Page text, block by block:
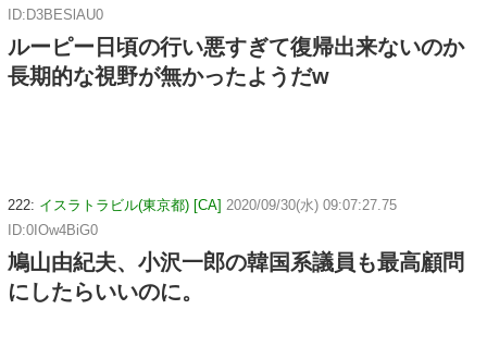
ID:D3BESlAU0
ルーピー日頃の行い悪すぎて復帰出来ないのか
長期的な視野が無かったようだw
222: イスラトラビル(東京都) [CA] 2020/09/30(水) 09:07:27.75
ID:0IOw4BiG0
鳩山由紀夫、小沢一郎の韓国系議員も最高顧問
にしたらいいのに。